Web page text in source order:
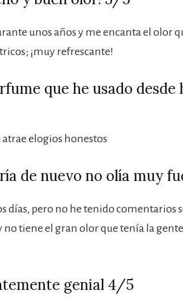
unos años y me encanta el olor
¡muy refrescante!
que he usado desde
elogios honestos
de nuevo no olía muy
días, pero no he tenido comentarios
no tiene el gran olor que tenía la
genial 4/5